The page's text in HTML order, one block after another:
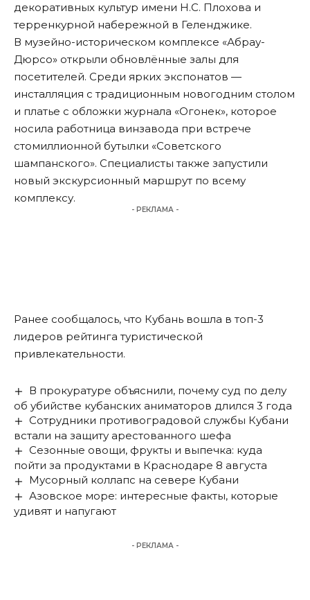
декоративных культур имени Н.С. Плохова и
терренкурной набережной в Геленджике.
В музейно-историческом комплексе «Абрау-
Дюрсо» открыли обновлённые залы для
посетителей. Среди ярких экспонатов —
инсталляция с традиционным новогодним столом
и платье с обложки журнала «Огонек», которое
носила работница винзавода при встрече
стомиллионной бутылки «Советского
шампанского». Специалисты также запустили
новый экскурсионный маршрут по всему
комплексу.
- РЕКЛАМА -
Ранее сообщалось, что Кубань вошла втоп-3
лидеров рейтинга туристической
привлекательности.
В прокуратуре объяснили, почему суд по делу
об убийстве кубанских аниматоров длился 3 года
Сотрудники противоградовой службы Кубани
встали на защиту арестованного шефа
Сезонные овощи, фрукты и выпечка: куда
пойти за продуктами в Краснодаре 8 августа
Мусорный коллапс на севере Кубани
Азовское море: интересные факты, которые
удивят и напугают
- РЕКЛАМА -